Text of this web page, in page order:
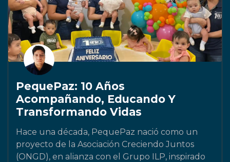
PequePaz: 10 Años
Acompañando, Educando Y
Transformando Vidas
Hace una década, PequePaz nació como un
proyecto de la Asociación Creciendo Juntos
(ONGD), en alianza con el Grupo ILP, inspirado